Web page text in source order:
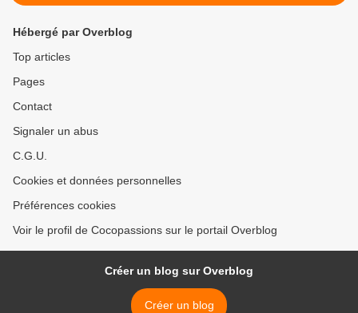
Hébergé par Overblog
Top articles
Pages
Contact
Signaler un abus
C.G.U.
Cookies et données personnelles
Préférences cookies
Voir le profil de Cocopassions sur le portail Overblog
Créer un blog sur Overblog
Créer un blog